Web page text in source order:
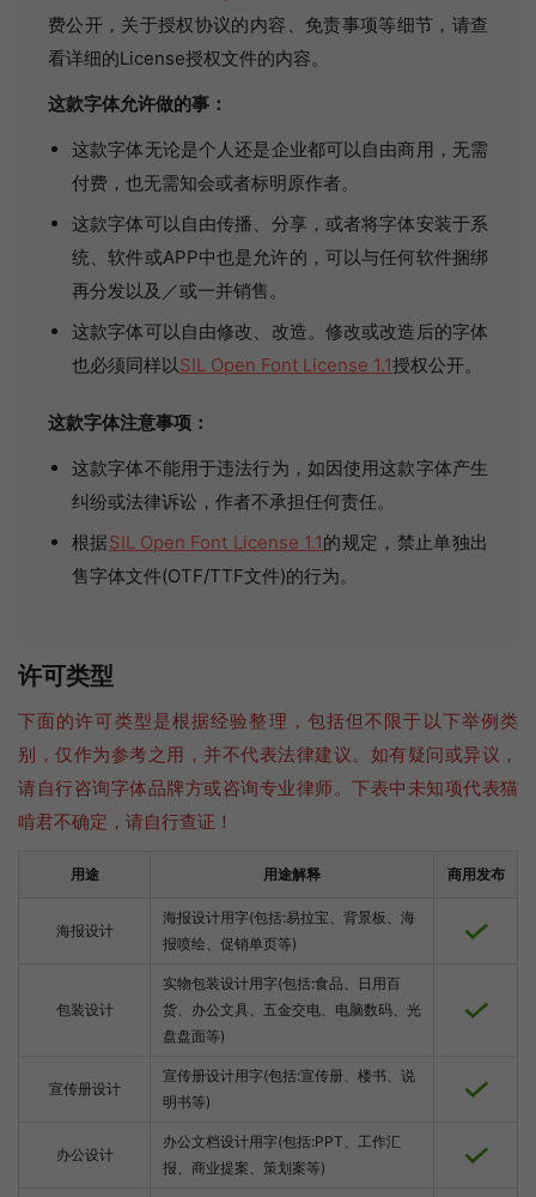
费公开，关于授权协议的内容、免责事项等细节，请查
看详细的License授权文件的内容。
这款字体允许做的事：
这款字体无论是个人还是企业都可以自由商用，无需
付费，也无需知会或者标明原作者。
这款字体可以自由传播、分享，或者将字体安装于系
统、软件或APP中也是允许的，可以与任何软件捆绑
再分发以及／或一并销售。
这款字体可以自由修改、改造。修改或改造后的字体
也必须同样以SIL Open Font License 1.1授权公开。
这款字体注意事项：
这款字体不能用于违法行为，如因使用这款字体产生
纠纷或法律诉讼，作者不承担任何责任。
根据SIL Open Font License 1.1的规定，禁止单独出
售字体文件(OTF/TTF文件)的行为。
许可类型
下面的许可类型是根据经验整理，包括但不限于以下举例类
别，仅作为参考之用，并不代表法律建议。如有疑问或异议，
请自行咨询字体品牌方或咨询专业律师。下表中未知项代表猫
啃君不确定，请自行查证！
用途 用途解释 商用发布
海报设计
海报设计用字(包括:易拉宝、背景板、海
报喷绘、促销单页等)
包装设计
实物包装设计用字(包括:食品、日用百
货、办公文具、五金交电、电脑数码、光
盘盘面等)
宣传册设计
宣传册设计用字(包括:宣传册、楼书、说
明书等)
办公设计
办公文档设计用字(包括:PPT、工作汇
报、商业提案、策划案等)